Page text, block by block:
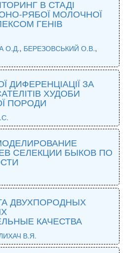
В СТАДІ
РЯБОЇ МОЛОЧНОЇ
ГЕНІВ
О.Д., БЕРЕЗОВСЬКИЙ О.В.,
ДИФЕРЕНЦІАЦІЇ ЗА
ХУДОБИ
ПОРОДИ
СЕЛЕКЦИИ БЫКОВ ПО
ДВУХПОРОДНЫХ
КАЧЕСТВА
В.Я.